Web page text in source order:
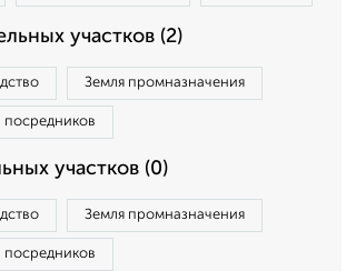
участков (2)
Земля промназначения
посредников
участков (0)
Земля промназначения
посредников